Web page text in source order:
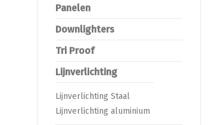
Panelen
Downlighters
Tri Proof
Lijnverlichting
Lijnverlichting Staal
Lijnverlichting aluminium